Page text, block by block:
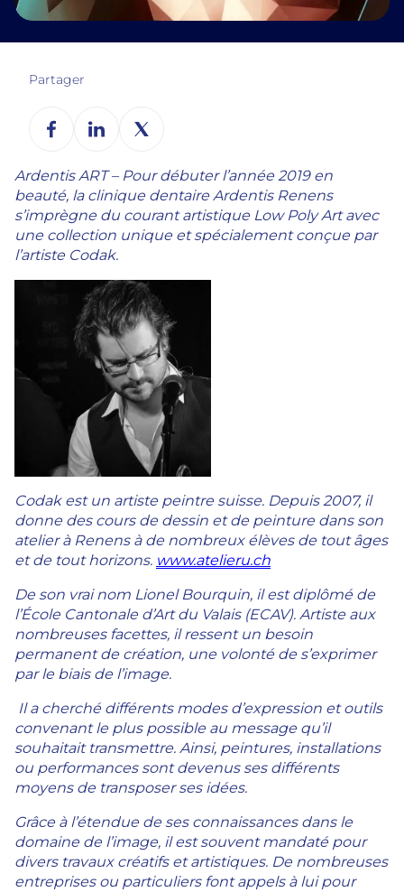
Partager
Ardentis ART – Pour débuter l’année 2019 en
beauté, la clinique dentaire Ardentis Renens
s’imprègne du courant artistique Low Poly Art avec
une collection unique et spécialement conçue par
l’artiste Codak.
Codak est un artiste peintre suisse. Depuis 2007, il
donne des cours de dessin et de peinture dans son
atelier à Renens à de nombreux élèves de tout âges
et de tout horizons. www.atelieru.ch
De son vrai nom Lionel Bourquin, il est diplômé de
l’École Cantonale d’Art du Valais (ECAV). Artiste aux
nombreuses facettes, il ressent un besoin
permanent de création, une volonté de s’exprimer
par le biais de l’image.
Il a cherché différents modes d’expression et outils
convenant le plus possible au message qu’il
souhaitait transmettre. Ainsi, peintures, installations
ou performances sont devenus ses différents
moyens de transposer ses idées.
Grâce à l’étendue de ses connaissances dans le
domaine de l’image, il est souvent mandaté pour
divers travaux créatifs et artistiques. De nombreuses
entreprises ou particuliers font appels à lui pour